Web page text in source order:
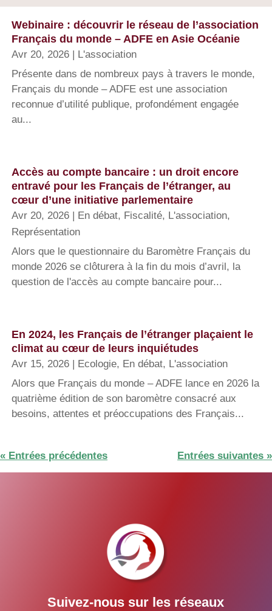
Webinaire : découvrir le réseau de l’association
Français du monde – ADFE en Asie Océanie
Avr 20, 2026
L'association
Présente dans de nombreux pays à travers le monde,
Français du monde – ADFE est une association
reconnue d’utilité publique, profondément engagée
au...
Accès au compte bancaire : un droit encore
entravé pour les Français de l’étranger, au
cœur d’une initiative parlementaire
Avr 20, 2026 En débat, Fiscalité, L'association,
Représentation
Alors que le questionnaire du Baromètre Français du
monde 2026 se clôturera à la fin du mois d’avril, la
question de l'accès au compte bancaire pour...
En 2024, les Français de l’étranger plaçaient le
climat au cœur de leurs inquiétudes
Avr 15, 2026 Ecologie, En débat, L'association
Alors que Français du monde – ADFE lance en 2026 la
quatrième édition de son baromètre consacré aux
besoins, attentes et préoccupations des Français...
« Entrées précédentes Entrées suivantes »
Suivez-nous sur les réseaux